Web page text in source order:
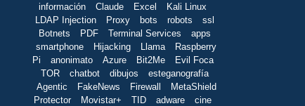
información
Claude Excel
Kali Linux
LDAP Injection
Proxy bots robots
ssl
Botnets
PDF Terminal Services
apps
smartphone
Hijacking Llama
Raspberry
Pi
anonimato Azure Bit2Me
Evil Foca
TOR
chatbot dibujos
esteganografía
Agentic
FakeNews Firewall
MetaShield
Protector
Movistar+ TID adware
cine